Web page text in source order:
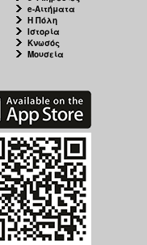
e-Αιτήματα
Η Πόλη
Ιστορία
Κνωσός
Μουσεία